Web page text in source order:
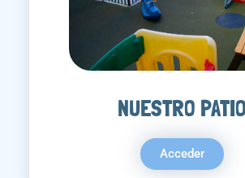
NUESTRO PATIO
Acceder